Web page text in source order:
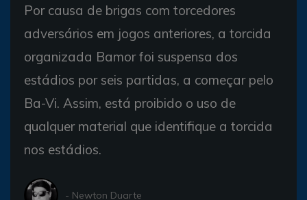
Por causa de brigas com torcedores
adversários em jogos anteriores, a torcida
organizada Bamor foi suspensa dos
estádios por seis partidas, a começar pelo
Ba-Vi. Assim, está proibido o uso de
qualquer material que identifique a torcida
nos estádios.
- Newton Duarte